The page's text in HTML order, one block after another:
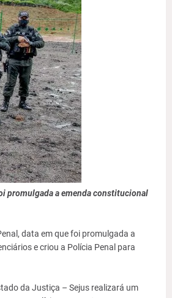
promulgada a emenda constitucional
data em que foi promulgada a
e criou a Polícia Penal para
da Justiça – Sejus realizará um